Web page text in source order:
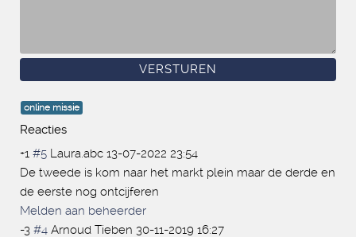
online missie
Reacties
+1 #5 Laura.abc 13-07-2022 23:54
De tweede is kom naar het markt plein maar de derde en
de eerste nog ontcijferen
Melden aan beheerder
-3 #4 Arnoud Tieben 30-11-2019 16:27